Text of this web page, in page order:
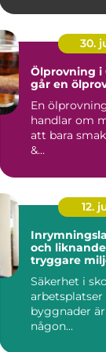
30.
Ölprovning i
går en
En
handlar om
att bara
&...
12.
och
tryggare
Säkerhet i
byggnader
någon...